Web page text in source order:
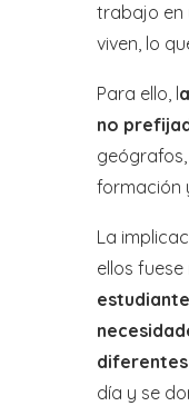
trabajo en
viven, lo
Para ello, l
no
formación
La
ellos
día y se